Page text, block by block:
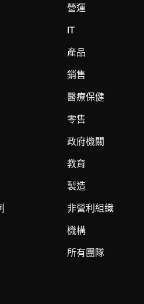
營運
IT
產品
銷售
醫療保健
零售
政府機關
教育
製造
非營利組織
機構
所有團隊